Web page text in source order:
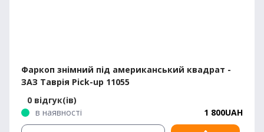
Фаркоп знімний під американський квадрат -
ЗАЗ Таврія Pick-up 11055
0 відгук(ів)
в наявності
1 800UAH